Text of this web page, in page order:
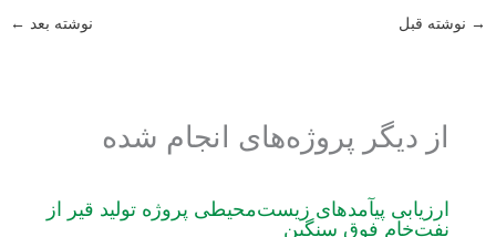
→ نوشته قبل نوشته بعد ←
از دیگر پروژه‌های انجام شده
ارزیابی پی‏آمدهای زیست‌محیطی پروژه تولید قیر از
نفت‌خام فوق سنگین